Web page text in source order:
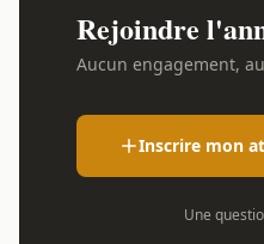
Rejoindre
Aucun engagement,
Inscrire mon
Une